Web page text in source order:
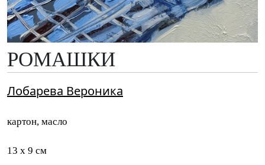
РОМАШКИ
Лобарева Вероника
картон, масло
13 x 9 см